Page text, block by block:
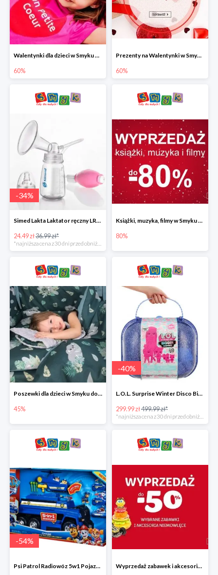
Walentynki dla dzieci w Smyku do -60%
60%
Prezenty na Walentynki w Smyku do -60%
60%
-34%
Simed Lakta Laktator ręczny LR-8 -34%
24.49 zł36.99 zł*
*najniższa cena z 30 dni przed obniżką
Książki, muzyka, filmy w Smyku do -80%
80%
Poszewki dla dzieci w Smyku do -45%
45%
-40%
L.O.L. Surprise Winter Disco Bigger Surprise Zestaw laleczek w walizce -40%
299.99 zł499.99 zł*
-54%
Psi Patrol Radiowóz 5w1 Pojazd ratunkowy z figurką Chase'a Wyprzedaż zabawek i akcesoriów niemowlęcych w Smyku do -50%